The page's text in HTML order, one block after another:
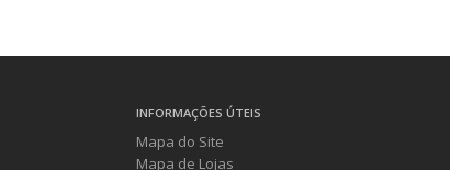
INFORMAÇÕES ÚTEIS
Mapa do Site
Mapa de Lojas